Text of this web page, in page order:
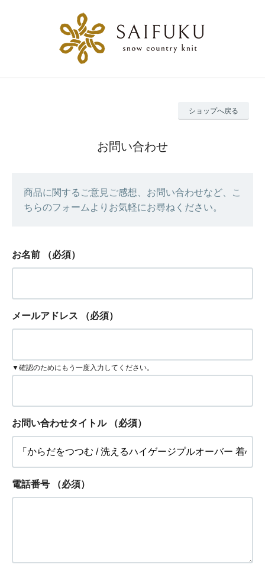
ショップへ戻る
お問い合わせ
商品に関するご意見ご感想、お問い合わせなど、こ
ちらのフォームよりお気軽にお尋ねください。
お名前 （必須）
メールアドレス （必須）
▼確認のためにもう一度入力してください。
お問い合わせタイトル （必須）
電話番号 （必須）